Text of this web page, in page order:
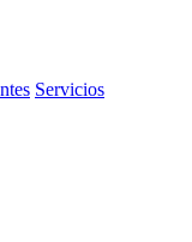
Servicios